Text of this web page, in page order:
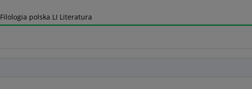
Filologia polska LI Literatura